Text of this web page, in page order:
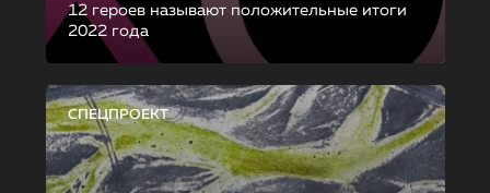
12 героев называют положительные итоги
2022 года
СПЕЦПРОЕКТ